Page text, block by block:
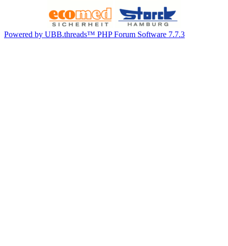
Powered by UBB.threads™ PHP Forum Software 7.7.3